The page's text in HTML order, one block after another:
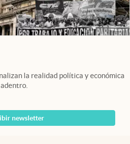
la realidad política y económica
newsletter